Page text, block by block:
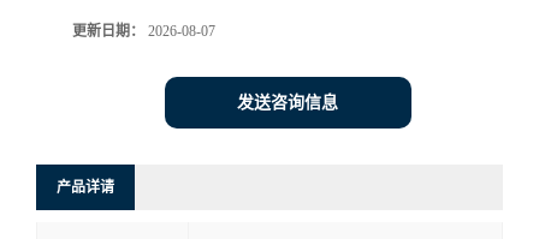
更新日期： 2026-08-07
发送咨询信息
产品详请